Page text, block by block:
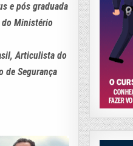
e pós graduada
do Ministério
Articulista do
de Segurança